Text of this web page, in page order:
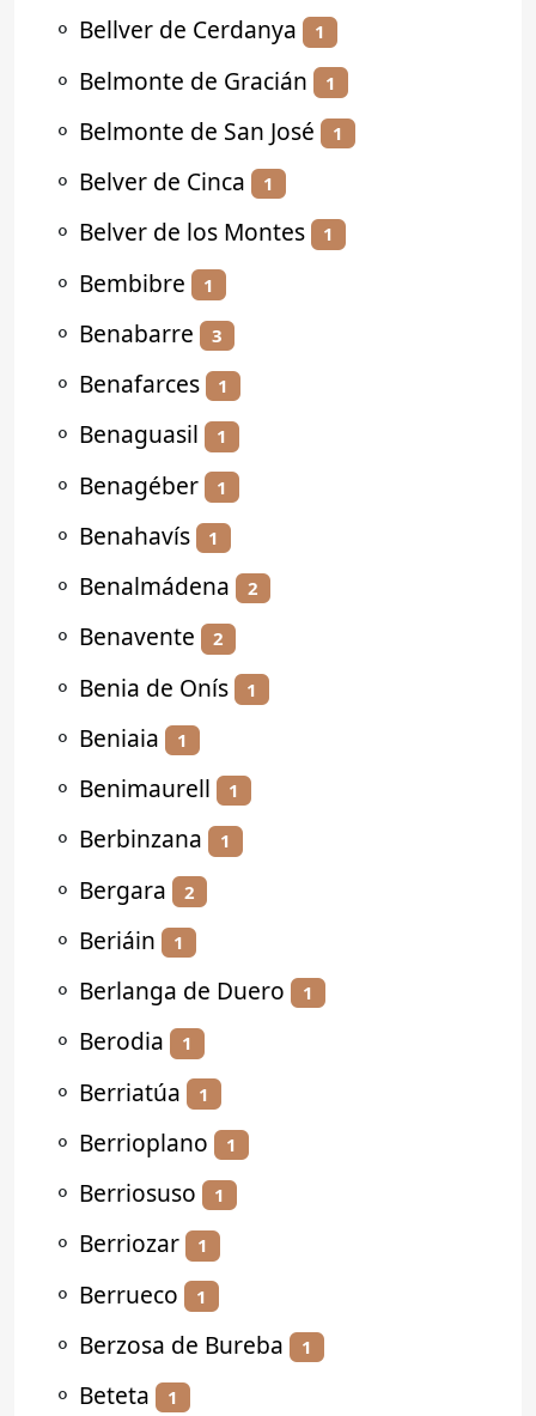
⚬ Bellver de Cerdanya 1
⚬ Belmonte de Gracián 1
⚬ Belmonte de San José 1
⚬ Belver de Cinca 1
⚬ Belver de los Montes 1
⚬ Bembibre 1
⚬ Benabarre 3
⚬ Benafarces 1
⚬ Benaguasil 1
⚬ Benagéber 1
⚬ Benahavís 1
⚬ Benalmádena 2
⚬ Benavente 2
⚬ Benia de Onís 1
⚬ Beniaia 1
⚬ Benimaurell 1
⚬ Berbinzana 1
⚬ Bergara 2
⚬ Beriáin 1
⚬ Berlanga de Duero 1
⚬ Berodia 1
⚬ Berriatúa 1
⚬ Berrioplano 1
⚬ Berriosuso 1
⚬ Berriozar 1
⚬ Berrueco 1
⚬ Berzosa de Bureba 1
⚬ Beteta 1